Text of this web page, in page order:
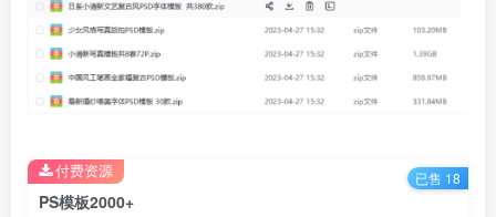
PS模板2000+
付费资源 已售 18